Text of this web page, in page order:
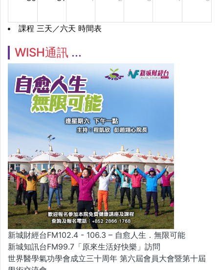
課程 三天／六天 時間表
WISH通訊
新城財經台FM102.4 - 106.3 – 自愈人生．無限可能
新城知訊台FM99.7「原來生活好快樂」訪問
世界醫學氣功學會成立三十周年 第六屆會員大會暨第十屆